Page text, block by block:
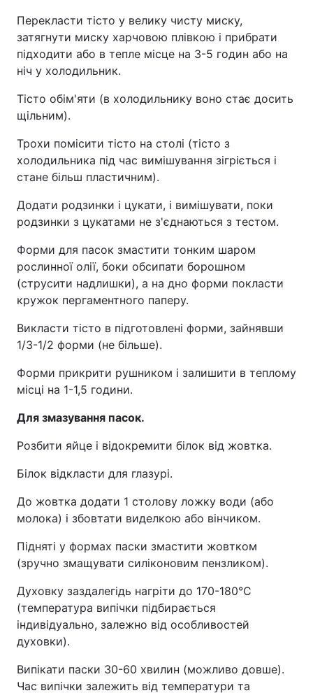
Перекласти тісто у велику чисту миску,
затягнути миску харчовою плівкою і прибрати
підходити або в тепле місце на 3-5 годин або на
ніч у холодильник.
Тісто обім'яти (в холодильнику воно стає досить
щільним).
Трохи помісити тісто на столі (тісто з
холодильника під час вимішування зігріється і
стане більш пластичним).
Додати родзинки і цукати, і вимішувати, поки
родзинки з цукатами не з'єднаються з тестом.
Форми для пасок змастити тонким шаром
рослинної олії, боки обсипати борошном
(струсити надлишки), а на дно форми покласти
кружок пергаментного паперу.
Викласти тісто в підготовлені форми, зайнявши
1/3-1/2 форми (не більше).
Форми прикрити рушником і залишити в теплому
місці на 1-1,5 години.
Для змазування пасок.
Розбити яйце і відокремити білок від жовтка.
Білок відкласти для глазурі.
До жовтка додати 1 столову ложку води (або
молока) і збовтати виделкою або вінчиком.
Підняті у формах паски змастити жовтком
(зручно змащувати силіконовим пензликом).
Духовку заздалегідь нагріти до 170-180°C
(температура випічки підбирається
індивідуально, залежно від особливостей
духовки).
Випікати паски 30-60 хвилин (можливо довше).
Час випічки залежить від температури та